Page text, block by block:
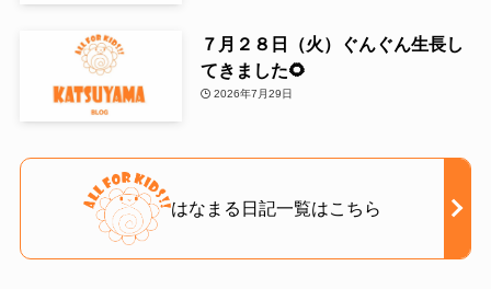
７月２８日（火）ぐんぐん生長し
てきました🌻
2026年7月29日
はなまる日記一覧はこちら